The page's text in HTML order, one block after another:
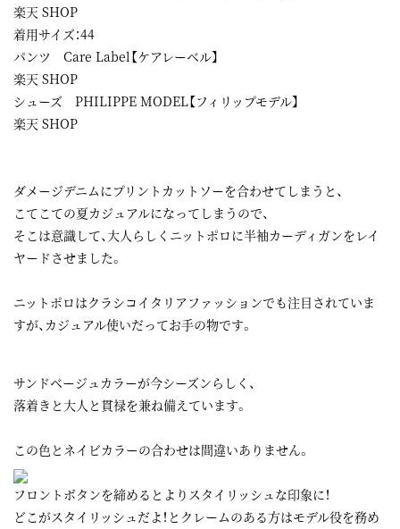
楽天 SHOP
着用サイズ：44
パンツ Care Label【ケアレーベル】
楽天 SHOP
シューズ PHILIPPE MODEL【フィリップモデル】
楽天 SHOP
ダメージデニムにプリントカットソーを合わせてしまうと、
こてこての夏カジュアルになってしまうので、
そこは意識して、大人らしくニットポロに半袖カーディガンをレイ
ヤードさせました。
ニットポロはクラシコイタリアファッションでも注目されていま
すが、カジュアル使いだってお手の物です。
サンドベージュカラーが今シーズンらしく、
落着きと大人と貫禄を兼ね備えています。
この色とネイビカラーの合わせは間違いありません。
フロントボタンを締めるとよりスタイリッシュな印象に！
どこがスタイリッシュだよ！とクレームのある方はモデル役を務め